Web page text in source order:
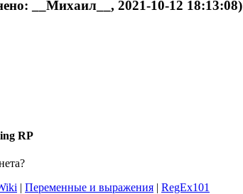
__Михаил__, 2021-10-12 18:13:08)
RP
| Переменные и выражения | RegEx101